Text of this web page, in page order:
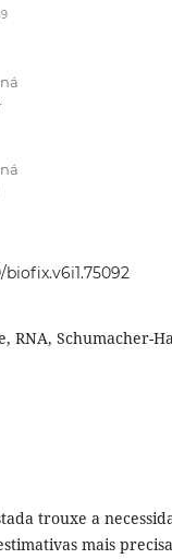
RNA, Schumacher-
trouxe a
mais